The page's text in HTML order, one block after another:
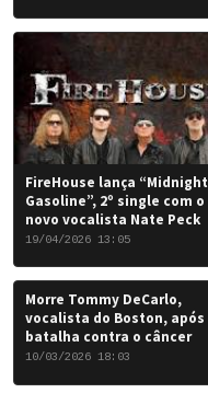
FireHouse lança “Midnight
Gasoline”, 2º single com o
novo vocalista Nate Peck
19/04/2026 13:05
Morre Tommy DeCarlo,
vocalista do Boston, após
batalha contra o câncer
10/03/2026 18:03